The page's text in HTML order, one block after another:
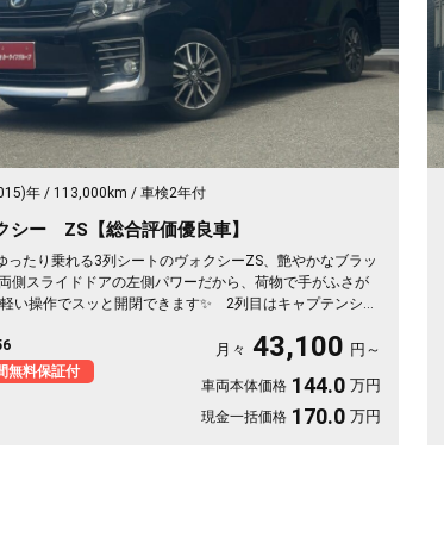
年 113,000km 車検2年付
シー ZS【総合評価優良車】
ったり乗れる3列シートのヴォクシーZS、艶やかなブラッ
側スライドドアの左側パワーだから、荷物で手がふさが
い操作でスッと開閉できます✨ 2列目はキャプテンシー
で大きな車体でも駐車が安心です👍 仲間との遠出も、
の積み込みも、この一台で快適にこなせます🎵 細部ま
手入れされた綺麗な一台、《1年保証付》で毎日を支えま
無料保証付
月々 43,100 円～
車両本体価格 144.0 万円
現金一括価格 170.0 万円